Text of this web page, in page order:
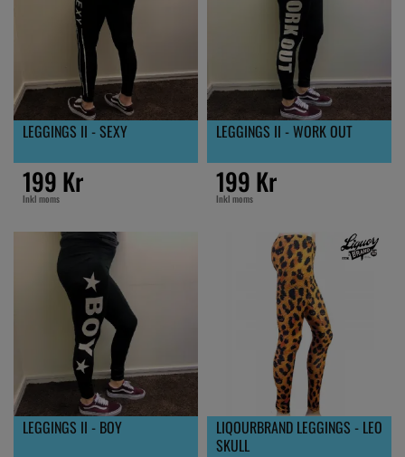
LEGGINGS II - SEXY
199 Kr
Inkl moms
LEGGINGS II - WORK OUT
199 Kr
Inkl moms
LEGGINGS II - BOY
LIQOURBRAND LEGGINGS - LEO
SKULL